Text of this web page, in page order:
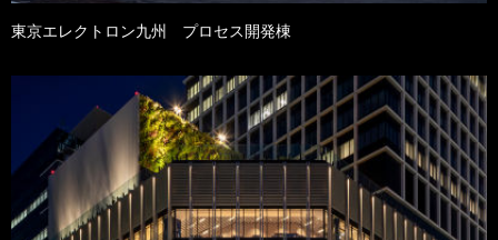
東京エレクトロン九州 プロセス開発棟